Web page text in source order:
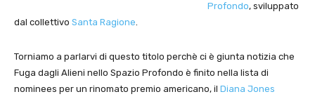
Profondo, sviluppato
dal collettivo Santa Ragione.
Torniamo a parlarvi di questo titolo perchè ci è giunta notizia che
Fuga dagli Alieni nello Spazio Profondo è finito nella lista di
nominees per un rinomato premio americano, il Diana Jones